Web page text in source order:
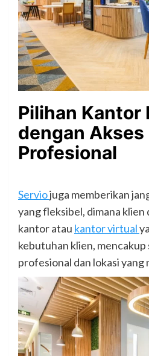
Pilihan Kantor
dengan Akses
Profesional
Serviojuga memberikan
yang fleksibel, dimana
kantor atau kantor virtual
kebutuhan klien, mencakup
profesional dan lokasi yang